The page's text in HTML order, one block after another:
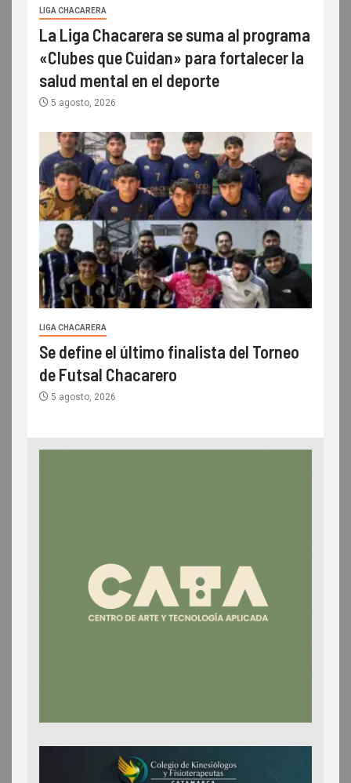
LIGA CHACARERA
La Liga Chacarera se suma al programa
«Clubes que Cuidan» para fortalecer la
salud mental en el deporte
5 agosto, 2026
LIGA CHACARERA
Se define el último finalista del Torneo
de Futsal Chacarero
5 agosto, 2026